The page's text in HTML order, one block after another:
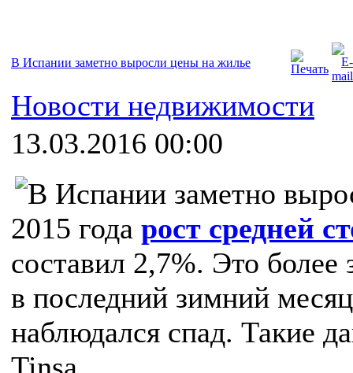
В Испании заметно выросли цены на жилье
Новости недвижимости
13.03.2016 00:00
2015 года рост средней
составил 2,7%. Это более
в последний зимний
наблюдался спад. Такие